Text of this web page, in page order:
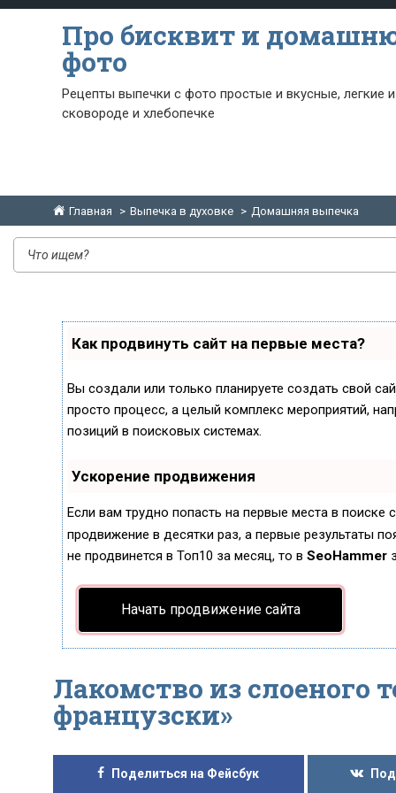
Про бисквит и
фото
Рецепты выпечки с фото простые и вкусные, легкие
сковороде и хлебопечке
Главная Выпечка в духовке Домашняя выпечка
Как продвинуть сайт на первые места?
Вы создали или только планируете создать свой
просто процесс, а целый комплекс мероприятий,
позиций в поисковых системах.
Ускорение продвижения
Если вам трудно попасть на первые места в поиске
продвижение в десятки раз, а первые результаты
не продвинется в Топ10 за месяц, то в SeoHammer
Начать продвижение сайта
Лакомство из слоеного
французски»
Поделиться на Фейсбук